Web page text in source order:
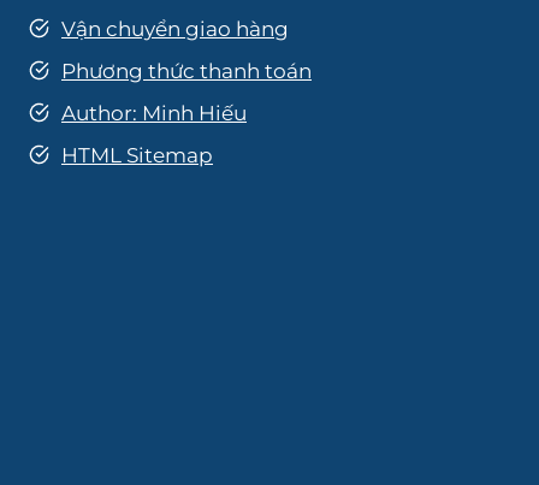
Vận chuyển giao hàng
Phương thức thanh toán
Author: Minh Hiếu
HTML Sitemap